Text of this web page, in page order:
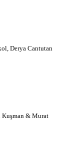
Derya Cantutan
Kuşman & Murat